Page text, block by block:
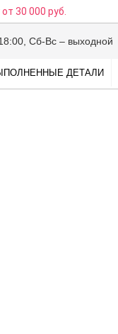
от 30 000 руб.
Сб-Вс – выходной
ДЕТАЛИ